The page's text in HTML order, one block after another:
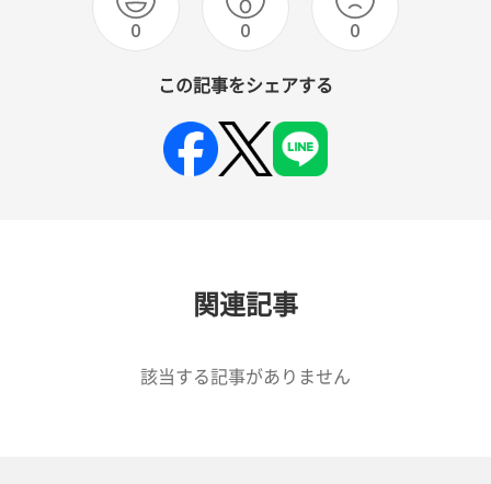
0 0 0
この記事をシェアする
関連記事
該当する記事がありません